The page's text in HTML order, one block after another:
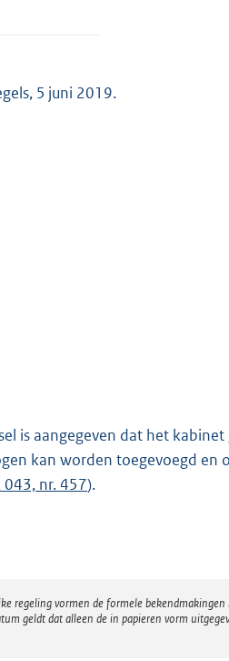
5 juni 2019.
is aangegeven dat het
kan worden toegevoegd en
043, nr. 457).
regeling vormen de formele bekendmakingen
geldt dat alleen de in papieren vorm